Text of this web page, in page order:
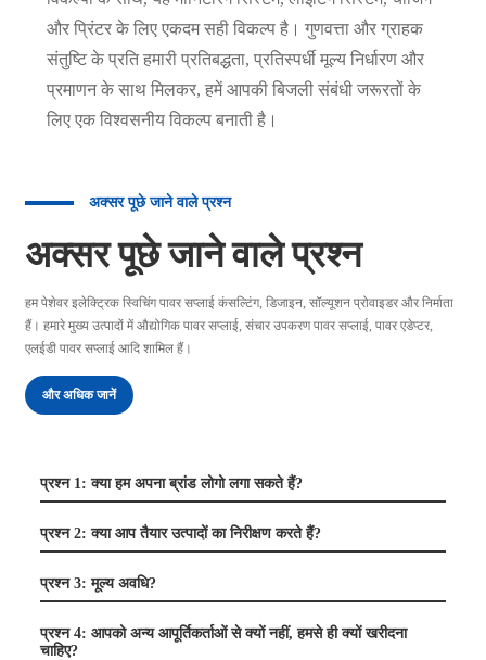
और प्रिंटर के लिए एकदम सही विकल्प है। गुणवत्ता और ग्राहक
संतुष्टि के प्रति हमारी प्रतिबद्धता, प्रतिस्पर्धी मूल्य निर्धारण और
प्रमाणन के साथ मिलकर, हमें आपकी बिजली संबंधी जरूरतों के
लिए एक विश्वसनीय विकल्प बनाती है।
अक्सर पूछे जाने वाले प्रश्न
अक्सर पूछे जाने वाले प्रश्न
हम पेशेवर इलेक्ट्रिक स्विचिंग पावर सप्लाई कंसल्टिंग, डिजाइन, सॉल्यूशन प्रोवाइडर और निर्माता
हैं। हमारे मुख्य उत्पादों में औद्योगिक पावर सप्लाई, संचार उपकरण पावर सप्लाई, पावर एडेप्टर,
एलईडी पावर सप्लाई आदि शामिल हैं।
और अधिक जानें
प्रश्न 1: क्या हम अपना ब्रांड लोगो लगा सकते हैं?
प्रश्न 2: क्या आप तैयार उत्पादों का निरीक्षण करते हैं?
प्रश्न 3: मूल्य अवधि?
प्रश्न 4: आपको अन्य आपूर्तिकर्ताओं से क्यों नहीं, हमसे ही क्यों खरीदना
चाहिए?